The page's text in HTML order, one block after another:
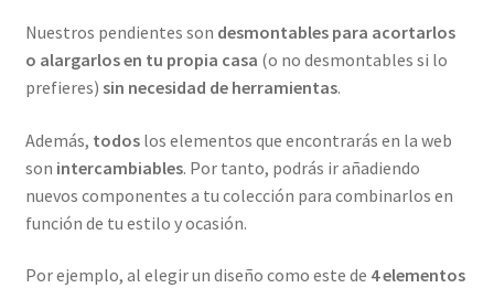
Nuestros pendientes son desmontables para acortarlos
o alargarlos en tu propia casa (o no desmontables si lo
prefieres) sin necesidad de herramientas.
Además, todoslos elementos que encontrarás en la web
son intercambiables. Por tanto, podrás ir añadiendo
nuevos componentes a tu colección para combinarlos en
función de tu estilo y ocasión.
Por ejemplo, al elegir un diseño como este de 4 elementos